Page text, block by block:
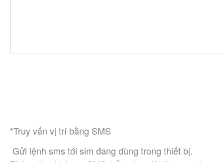
*Truy vấn vị trí bằng SMS